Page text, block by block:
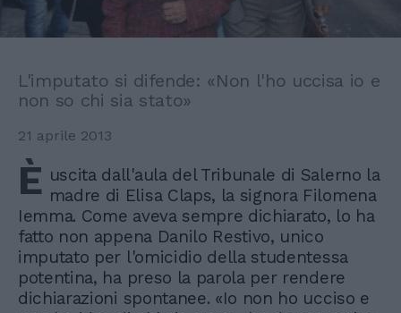
L'imputato si difende: «Non l'ho uccisa io e
non so chi sia stato»
21 aprile 2013
È uscita dall'aula del Tribunale di Salerno la
madre di Elisa Claps, la signora Filomena
Iemma. Come aveva sempre dichiarato, lo ha
fatto non appena Danilo Restivo, unico
imputato per l'omicidio della studentessa
potentina, ha preso la parola per rendere
dichiarazioni spontanee. «Io non ho ucciso e